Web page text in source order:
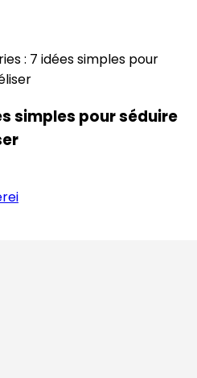
: 7 idées simples pour
simples pour séduire